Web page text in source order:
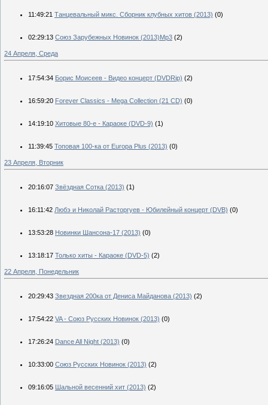
11:49:21 Танцевальный микс. Сборник клубных хитов (2013) (0)
02:29:13 Союз Зарубежных Новинок (2013)Mp3 (2)
24 Апреля, Среда
17:54:34 Борис Моисеев - Видео концерт (DVDRip) (2)
16:59:20 Forever Classics - Mega Collection (21 CD) (0)
14:19:10 Хитовые 80-е - Караоке (DVD-9) (1)
11:39:45 Топовая 100-ка от Europa Plus (2013) (0)
23 Апреля, Вторник
20:16:07 Звёздная Сотка (2013) (1)
16:11:42 Любэ и Николай Расторгуев - Юбилейный концерт (DVB) (0)
13:53:28 Новинки Шансона-17 (2013) (0)
13:18:17 Только хиты - Караоке (DVD-5) (2)
22 Апреля, Понедельник
20:29:43 Звездная 200ка от Дениса Майданова (2013) (2)
17:54:22 VA - Союз Русских Новинок (2013) (0)
17:26:24 Dance All Night (2013) (0)
10:33:00 Союз Русских Новинок (2013) (2)
09:16:05 Шальной весенний хит (2013) (2)